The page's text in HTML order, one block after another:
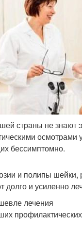
страны не знают
осмотрами
бессимптомно.
и полипы
и усиленно
лечения